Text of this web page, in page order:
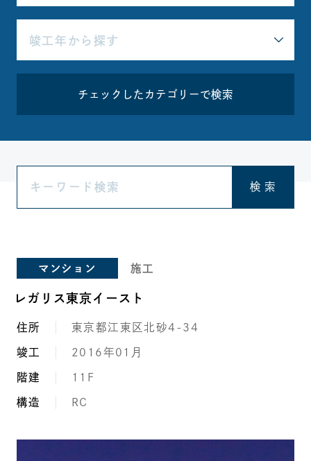
チェックしたカテゴリーで検索
検 索
マンション 施工
レガリス東京イースト
住所 東京都江東区北砂4-34
竣工 2016年01月
階建 11F
構造 RC